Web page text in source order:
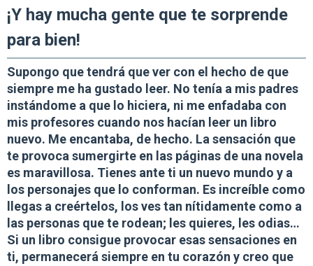
¡Y hay mucha gente que te sorprende
para bien!
Supongo que tendrá que ver con el hecho de que
siempre me ha gustado leer. No tenía a mis padres
instándome a que lo hiciera, ni me enfadaba con
mis profesores cuando nos hacían leer un libro
nuevo. Me encantaba, de hecho. La sensación que
te provoca sumergirte en las páginas de una novela
es maravillosa. Tienes ante ti un nuevo mundo y a
los personajes que lo conforman. Es increíble como
llegas a creértelos, los ves tan nítidamente como a
las personas que te rodean; les quieres, les odias…
Si un libro consigue provocar esas sensaciones en
ti, permanecerá siempre en tu corazón y creo que